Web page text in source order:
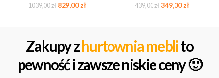
1039,00zł 829,00zł 439,00zł 349,00zł
Zakupy zhurtownia meblito
pewność i zawsze niskie ceny 🙂